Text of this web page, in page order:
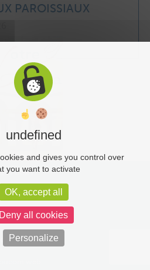
PAROISSIAUX
utiles
du site
légales
de confidentialité
undefined
and gives you control over
you want to activate
OK, accept all
Deny all cookies
Personalize